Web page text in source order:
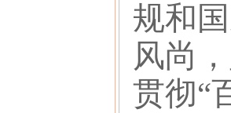
规和
风尚
贯彻“